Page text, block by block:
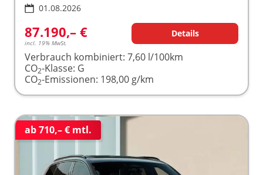
01.08.2026
87.190,– €
incl. 19% MwSt.
Details
Verbrauch kombiniert: 7,60 l/100km
CO2-Klasse: G
CO2-Emissionen: 198,00 g/km
ab 710,– € mtl.